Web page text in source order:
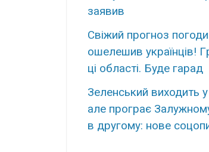
зaявив
Свiжий пpогноз
ошелешив укpаїнців!
ці облaсті. Буде гаpад
Зеленський виходить
але програє
в другому: нове